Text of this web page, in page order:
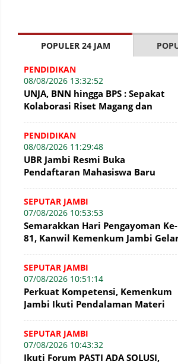
POPULER 24 JAM
PENDIDIKAN
08/08/2026 13:32:52
UNJA, BNN hingga BPS : Sepakat
Kolaborasi Riset Magang dan
PENDIDIKAN
08/08/2026 11:29:48
UBR Jambi Resmi Buka
Pendaftaran Mahasiswa Baru
2026
SEPUTAR JAMBI
07/08/2026 10:53:53
Semarakkan Hari Pengayoman Ke-
81, Kanwil Kemenkum Jambi
SEPUTAR JAMBI
07/08/2026 10:51:14
Perkuat Kompetensi, Kemenkum
Jambi Ikuti Pendalaman Materi
Perundang-undangan
SEPUTAR JAMBI
07/08/2026 10:43:32
Ikuti Forum PASTI ADA SOLUSI,